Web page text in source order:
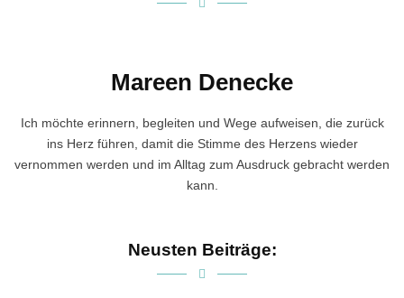
Mareen Denecke
Ich möchte erinnern, begleiten und Wege aufweisen, die zurück
ins Herz führen, damit die Stimme des Herzens wieder
vernommen werden und im Alltag zum Ausdruck gebracht werden
kann.
Neusten Beiträge: